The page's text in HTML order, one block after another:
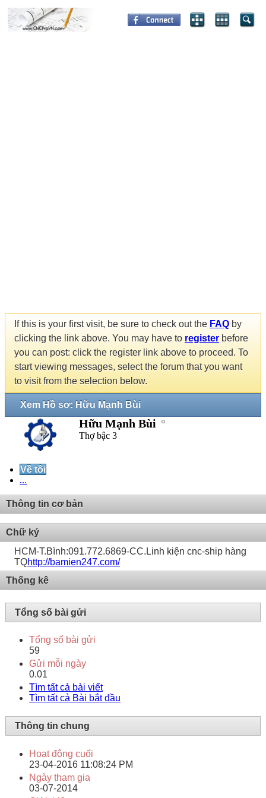
If this is your first visit, be sure to check out the FAQ by
clicking the link above. You may have to register before
you can post: click the register link above to proceed. To
start viewing messages, select the forum that you want
to visit from the selection below.
Xem Hồ sơ: Hữu Mạnh Bùi
Hữu Mạnh Bùi
Thợ bậc 3
Về tôi
...
Thông tin cơ bản
Chữ ký
HCM-T.Bình:091.772.6869-CC.Linh kiện cnc-ship hàng
TQhttp://bamien247.com/
Thống kê
Tổng số bài gửi
Tổng số bài gửi
59
Gửi mỗi ngày
0.01
Tìm tất cả bài viết
Tìm tất cả Bài bắt đầu
Thông tin chung
Hoạt động cuối
23-04-2016 11:08:24 PM
Ngày tham gia
03-07-2014